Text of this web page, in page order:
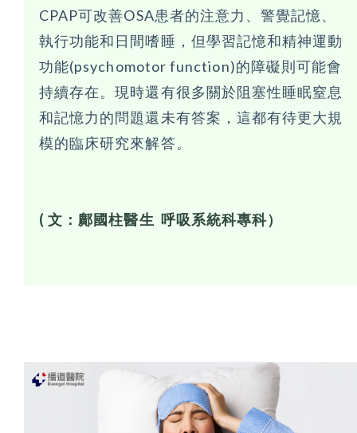
CPAP可改善OSA患者的注意力、警覺記憶、
執行功能和日間嗜睡，但學習記憶和精神運動
功能(psychomotor function)的障礙則可能會
持續存在。現時還有很多關於阻塞性睡眠窒息
和記憶力的問題還未有答案，這都有待更大規
模的臨床研究來解答。
( 文：鄺國柱醫生 呼吸系統科專科）